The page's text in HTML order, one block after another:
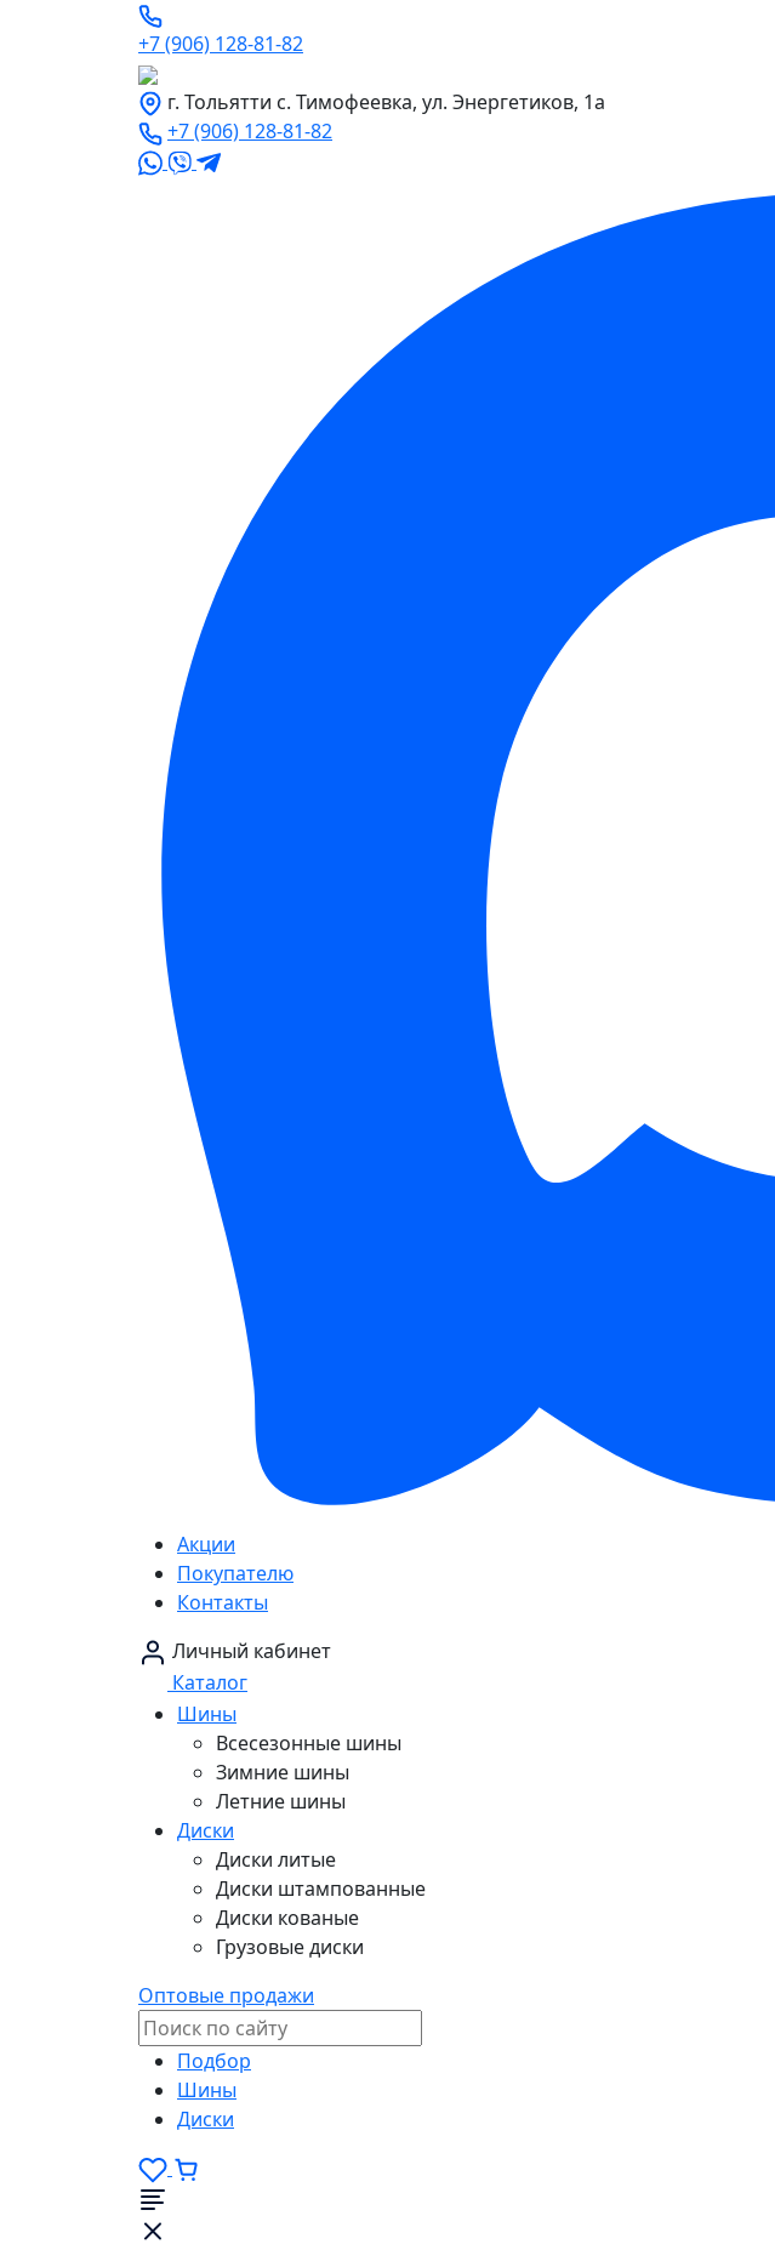
+7 (906) 128-81-82
г. Тольятти с. Тимофеевка, ул. Энергетиков, 1а
+7 (906) 128-81-82
Акции
Покупателю
Контакты
Личный кабинет
Каталог
Шины
Всесезонные шины
Зимние шины
Летние шины
Диски
Диски литые
Диски штампованные
Диски кованые
Грузовые диски
Оптовые продажи
Подбор
Шины
Диски